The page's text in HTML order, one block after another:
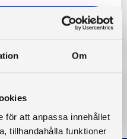
Om
för att anpassa innehållet
tillhandahålla funktioner